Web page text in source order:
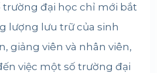
đại học chỉ mới bắt
lượng lưu trữ của sinh
giảng viên và nhân viên,
việc một số trường đại